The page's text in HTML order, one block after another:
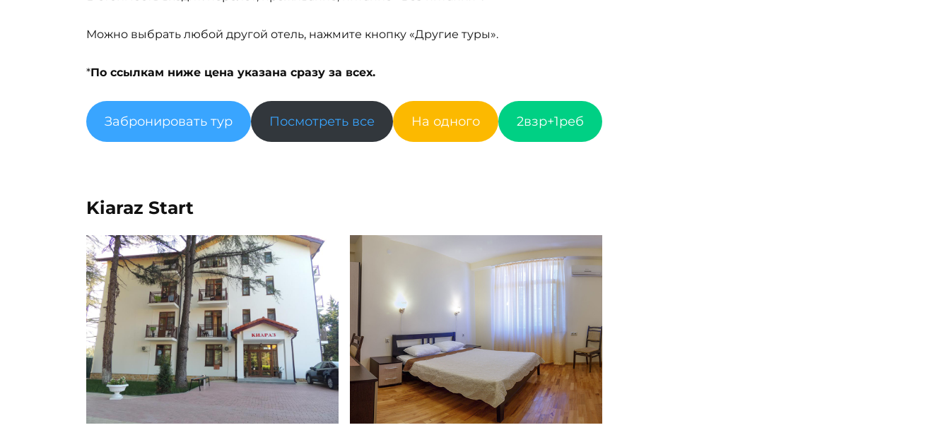
Можно выбрать любой другой отель, нажмите кнопку «Другие туры».
*По ссылкам ниже цена указана сразу за всех.
Забронировать тур Посмотреть все На одного 2взр+1реб
Kiaraz Start